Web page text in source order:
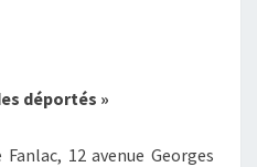
déportés »
12 avenue Georges